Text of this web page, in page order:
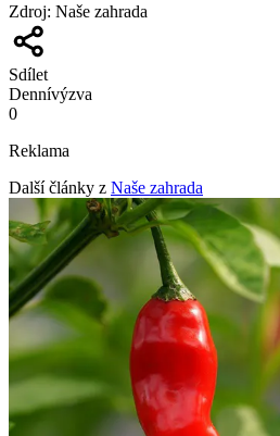
Zdroj: Naše zahrada
Sdílet
Dennívýzva
0
Reklama
Další články z Naše zahrada